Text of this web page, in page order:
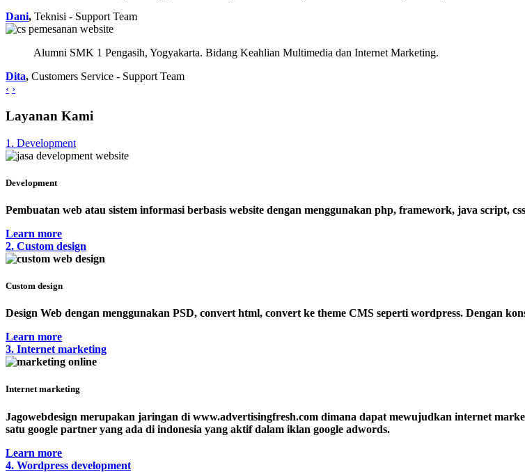
Dani, Teknisi - Support Team
Alumni SMK 1 Pengasih, Yogyakarta. Bidang Keahlian Multimedia dan Internet Marketing.
Dita, Customers Service - Support Team
‹ ›
Layanan Kami
1. Development
Development
Pembuatan web atau sistem informasi berbasis website dengan menggunakan php, framework, java script,
Learn more
2. Custom design
Custom design
Design Web dengan menggunakan PSD, convert html, convert ke theme CMS seperti wordpress. Dengan
Learn more
3. Internet marketing
Internet marketing
Jagowebdesign merupakan jaringan di www.advertisingfresh.com dimana dapat mewujudkan internet
satu google partner yang ada di indonesia yang aktif dalam iklan google adwords.
Learn more
4. Wordpress development